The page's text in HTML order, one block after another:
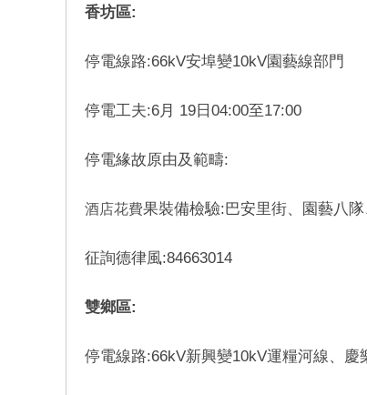
香坊區:
停電線路:66kV安埠變10kV園藝線部門
停電工夫:6月 19日04:00至17:00
停電緣故原由及範疇:
酒店花費果裝備檢驗:巴安里街、園藝八
征詢德律風:84663014
雙鄉區:
停電線路:66kV新興變10kV運糧河線、